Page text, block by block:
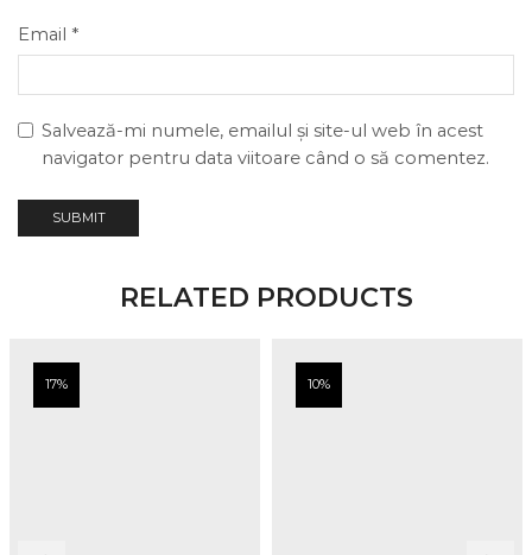
Email *
Salvează-mi numele, emailul și site-ul web în acest
navigator pentru data viitoare când o să comentez.
RELATED PRODUCTS
17% 10%